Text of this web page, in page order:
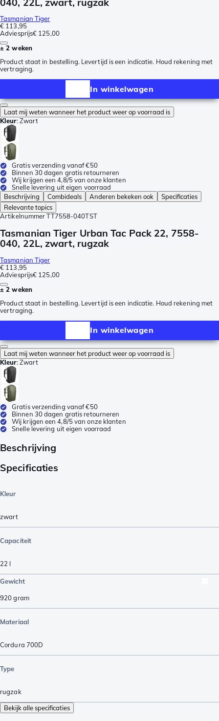
Tasmanian Tiger
€ 113,95
Adviesprijs€ 125,00
± 2 weken
Product staat in bestelling. Levertijd is een indicatie. Houd rekening met
vertraging.
In winkelwagen
Laat mij weten wanneer het product weer op voorraad is
Kleur:Zwart
Gratis verzending vanaf €50
Binnen 30 dagen gratis retourneren
Wij krijgen een 4,8/5 van onze klanten
Snelle levering uit eigen voorraad
Beschrijving
Combideals Anderen bekeken ook
Specificaties
Relevante topics
Artikelnummer TT7558-040TST
Tasmanian Tiger Urban Tac Pack 22, 7558-
040, 22L, zwart, rugzak
Tasmanian Tiger
€ 113,95
Adviesprijs€ 125,00
± 2 weken
Product staat in bestelling. Levertijd is een indicatie. Houd rekening met
vertraging.
In winkelwagen
Laat mij weten wanneer het product weer op voorraad is
Kleur:Zwart
Gratis verzending vanaf €50
Binnen 30 dagen gratis retourneren
Wij krijgen een 4,8/5 van onze klanten
Snelle levering uit eigen voorraad
Beschrijving
Specificaties
Kleur
zwart
Capaciteit
22 l
Gewicht
920gram
Materiaal
Cordura 700D
Type
rugzak
Bekijk alle specificaties